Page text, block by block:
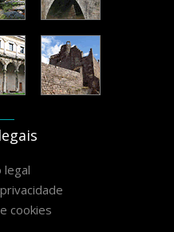
legal
cookies